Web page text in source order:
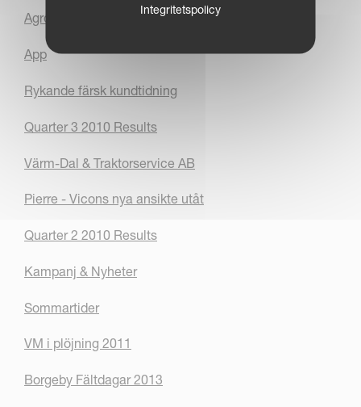
Agromek Award
App
Rykande färsk kundtidning
Quarter 3 2010 Results
Värm-Dal & Traktorservice AB
Pierre - Vicons nya ansikte utåt
Quarter 2 2010 Results
Kampanj & Nyheter
Sommartider
VM i plöjning 2011
Borgeby Fältdagar 2013
Integritetspolicy